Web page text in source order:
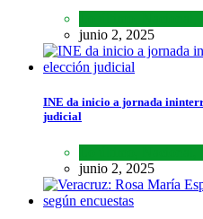
junio 2, 2025
INE da inicio a jornada
judicial
junio 2, 2025